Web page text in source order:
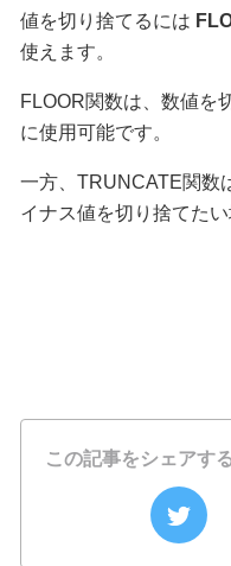
値を切り捨てるには
使えます。
FLOOR関数は、数値を
に使用可能です。
一方、TRUNCATE関数
イナス値を切り捨てた
この記事をシェアす